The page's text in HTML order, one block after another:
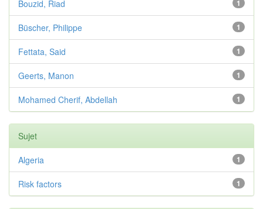
1
Bouzid, Riad
1
Büscher, Philippe
1
Fettata, Said
1
Geerts, Manon
1
Mohamed Cherif, Abdellah
Sujet
1
Algeria
1
Risk factors